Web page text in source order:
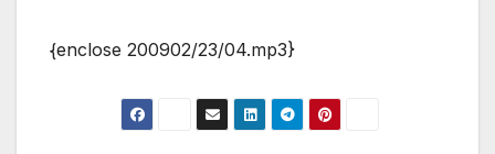
{enclose 200902/23/04.mp3}